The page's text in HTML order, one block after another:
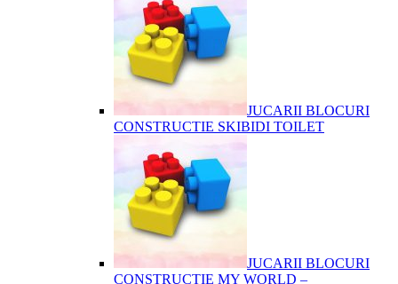
JUCARII BLOCURI
CONSTRUCTIE SKIBIDI TOILET
JUCARII BLOCURI
CONSTRUCTIE MY WORLD –